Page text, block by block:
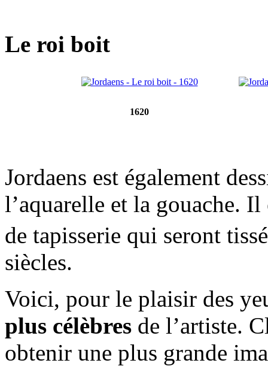
Le roi boit
1620
Jordaens est également
l’aquarelle et la gouache.
de tapisserie qui seront
siècles.
Voici, pour le plaisir des
plus célèbres de l’artiste.
obtenir une plus grande